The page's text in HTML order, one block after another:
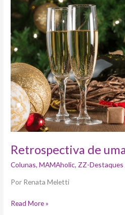
Retrospectiva de
Colunas,MAMAholic, ZZ-Destaques
Por Renata Meletti
uma
Read More »